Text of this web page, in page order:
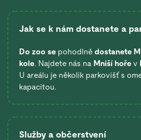
Jak se k nám dostanete a
Do zoo se pohodlně dostanete
kole. Najdete nás na Mniší hoře v
U areálu je několik parkovišť s
kapacitou.
Služby a občerstvení